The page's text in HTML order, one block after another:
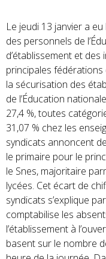
Le jeudi 13 janvier a
des personnels de
d’établissement et
principales fédérations
la sécurisation des
de l’Éducation
27,4 %, toutes
31,07 % chez les
syndicats annoncent
le primaire pour le
le Snes, majoritaire
lycées. Cet écart de
syndicats s’explique
comptabilise les
l’établissement à
basent sur le nombre